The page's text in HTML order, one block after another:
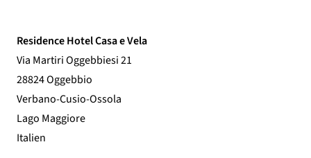
Residence Hotel Casa e Vela
Via Martiri Oggebbiesi 21
28824 Oggebbio
Verbano-Cusio-Ossola
Lago Maggiore
Italien